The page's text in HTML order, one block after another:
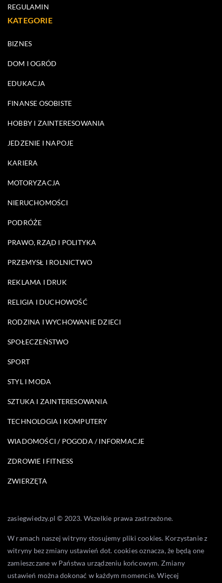
REGULAMIN
KATEGORIE
BIZNES
DOM I OGRÓD
EDUKACJA
FINANSE OSOBISTE
HOBBY I ZAINTERESOWANIA
JEDZENIE I NAPOJE
KARIERA
MOTORYZACJA
NIERUCHOMOŚCI
PODRÓŻE
PRAWO, RZĄD I POLITYKA
PRZEMYSŁ I ROLNICTWO
REKLAMA I DRUK
RELIGIA I DUCHOWOŚĆ
RODZINA I WYCHOWANIE DZIECI
SPOŁECZEŃSTWO
SPORT
STYL I MODA
SZTUKA I ZAINTERESOWANIA
TECHNOLOGIA I KOMPUTERY
WIADOMOŚCI / POGODA / INFORMACJE
ZDROWIE I FITNESS
ZWIERZĘTA
zasiegwiedzy.pl © 2023. Wszelkie prawa zastrzeżone.
W ramach naszej witryny stosujemy pliki cookies. Korzystanie z
witryny bez zmiany ustawień dot. cookies oznacza, że będą one
zamieszczane w Państwa urządzeniu końcowym. Zmiany
ustawień można dokonać w każdym momencie. Więcej